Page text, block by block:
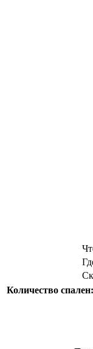
Количество спален: